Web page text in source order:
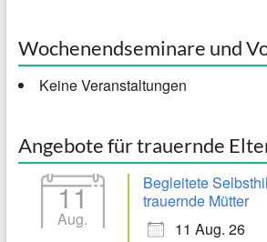
Wochenendseminare und
Keine Veranstaltungen
Angebote für trauernde
11
Aug.
Begleitete
trauernde Mütter
11 Aug. 26